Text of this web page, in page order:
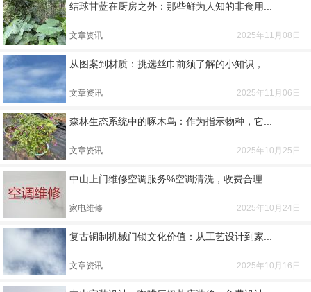
结球甘蓝在厨房之外：那些鲜为人知的非食用...
文章资讯 2025年11月08日
从图案到材质：挑选丝巾前须了解的小知识，...
文章资讯 2025年11月06日
森林生态系统中的啄木鸟：作为指示物种，它...
文章资讯 2025年10月25日
中山上门维修空调服务%空调清洗，收费合理
家电维修 2025年10月24日
复古铜制机械门锁文化价值：从工艺设计到家...
文章资讯 2025年10月16日